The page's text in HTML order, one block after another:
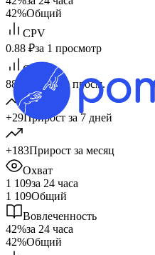
42%Общий
CPV
0.88 ₽за 1 просмотр
CPM
884 ₽
за 1 000 просм.
+29Прирост за 7 дней
+183Прирост за месяц
Охват
1 109за 24 часа
1 109Общий
Вовлеченность
42%за 24 часа
42%Общий